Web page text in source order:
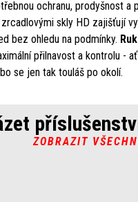
ochranu, prodyšnost a
skly HD zajišťují
bez ohledu na podmínky.
přilnavost a kontrolu -
se jen tak touláš po okolí.
ZOBRAZIT